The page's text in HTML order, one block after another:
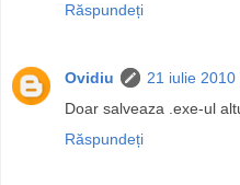
Răspundeți
Ovidiu
21 iulie
Doar salveaza .exe-ul
Răspundeți